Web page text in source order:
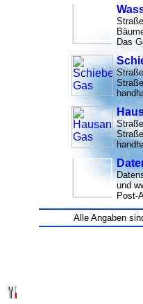
Das
und
Post-
Alle Angaben